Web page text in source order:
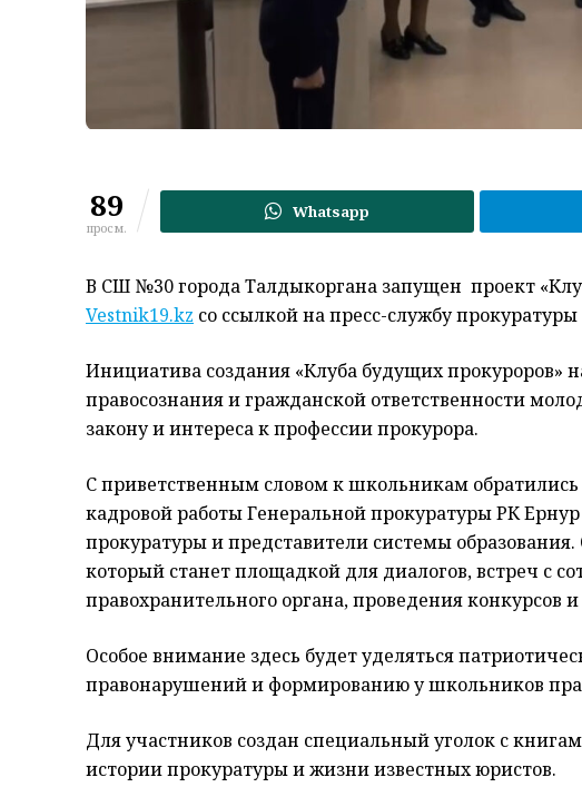
89
просм.
Whatsapp
В СШ №30 города Талдыкоргана запущен проект
Vestnik19.kz со ссылкой на пресс-службу прокуратуры
Инициатива создания «Клуба будущих прокуроров»
правосознания и гражданской ответственности
закону и интереса к профессии прокурора.
С приветственным словом к школьникам
кадровой работы Генеральной прокуратуры РК
прокуратуры и представители системы
который станет площадкой для диалогов, встреч с
правохранительного органа, проведения конкурсов
Особое внимание здесь будет уделяться
правонарушений и формированию у школьников
Для участников создан специальный уголок с
истории прокуратуры и жизни известных юристов.